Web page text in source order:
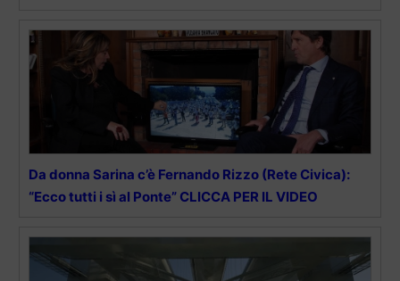
Da donna Sarina c’è Fernando Rizzo (Rete Civica):
“Ecco tutti i sì al Ponte” CLICCA PER IL VIDEO